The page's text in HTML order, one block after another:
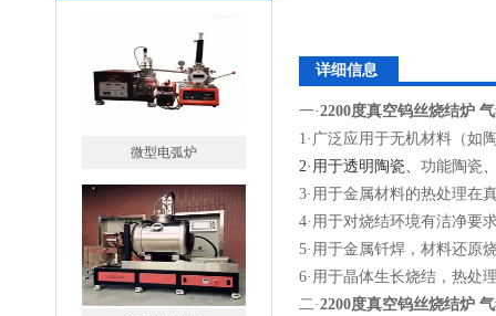
微型电弧炉
详细信息
一·2200度真空钨丝烧结炉
1·广泛应用于无机材料（如
2·用于透明陶瓷、 功能陶瓷
3·用于金属材料的热处理在
4·用于对烧结环境有洁净要
5·用于金属钎焊，材料还原
6·用于晶体生长烧结，热处
二·2200度真空钨丝烧结炉